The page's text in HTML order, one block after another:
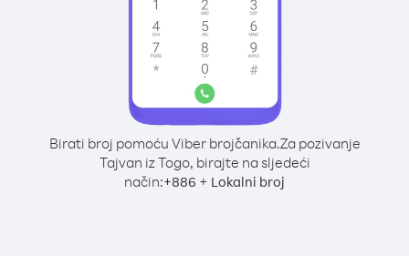
Birati broj pomoću Viber brojčanika.Za pozivanje
Tajvan iz Togo, birajte na sljedeći
način:+886 + Lokalni broj